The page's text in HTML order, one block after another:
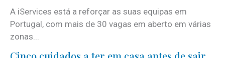
A iServices está a reforçar as suas equipas em
Portugal, com mais de 30 vagas em aberto em várias
zonas...